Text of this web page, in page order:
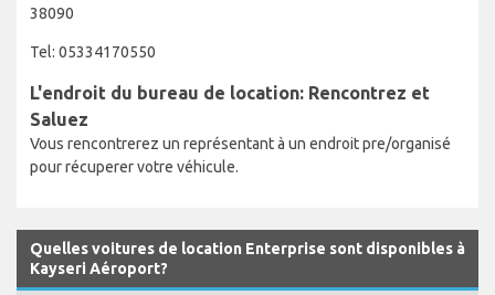
38090
Tel: 05334170550
L'endroit du bureau de location: Rencontrez et
Saluez
Vous rencontrerez un représentant à un endroit pre/organisé
pour récuperer votre véhicule.
Quelles voitures de location Enterprise sont disponibles à
Kayseri Aéroport?